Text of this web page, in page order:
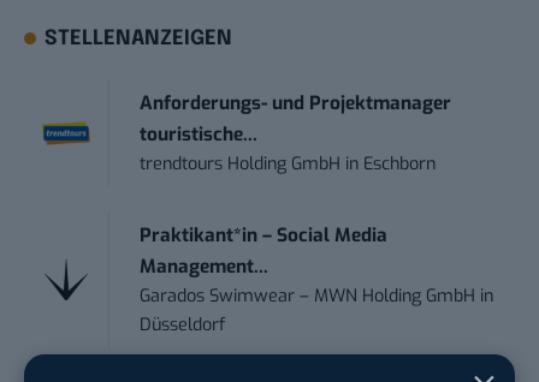
STELLENANZEIGEN
Anforderungs- und Projektmanager
touristische...
trendtours Holding GmbH in Eschborn
Praktikant*in – Social Media
Management...
Garados Swimwear – MWN Holding GmbH in
Düsseldorf